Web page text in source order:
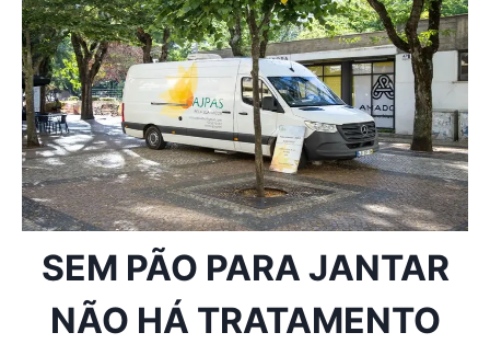
SEM PÃO PARA JANTAR
NÃO HÁ TRATAMENTO